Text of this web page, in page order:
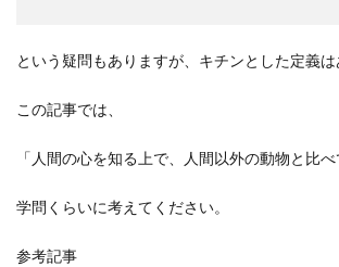
という疑問もありますが、キチンとした定義は
この記事では、
「人間の心を知る上で、人間以外の動物と比べ
学問くらいに考えてください。
参考記事